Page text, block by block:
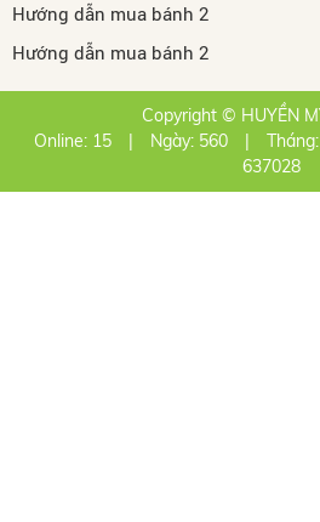
Hướng dẫn mua bánh 2
Hướng dẫn mua bánh 2
Copyright © HUYỀN
Online: 15
| Ngày: 560 |
637028